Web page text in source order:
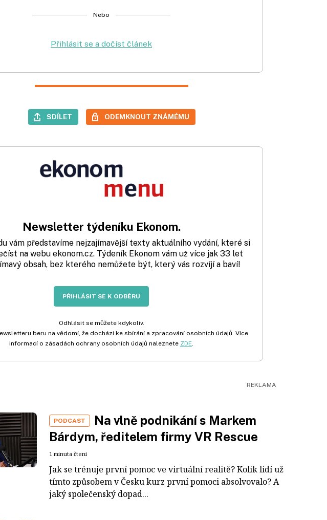
Nebo
Přihlásit se a dočíst článek
SDÍLET ODEMKNOUT ZNÁMÉMU
Newsletter týdeníku Ekonom.
vám představíme nejzajímavější texty aktuálního vydání, které si
na webu ekonom.cz. Týdeník Ekonom vám už více jak 33 let
obsah, bez kterého nemůžete být, který vás rozvíjí a baví!
PŘIHLÁSIT SE K ODBĚRU
Odhlásit se můžete kdykoliv.
beru na vědomí, že dochází ke sbírání a zpracování osobních údajů. Více
informací o zásadách ochrany osobních údajů naleznete ZDE
PODCAST
Na vlně podnikání s Markem
Bárdym, ředitelem firmy VR Rescue
1 minuta čtení
Jak se trénuje první pomoc ve virtuální realitě? Kolik lidí už
tímto způsobem v Česku kurz první pomoci absolvovalo? A
jaký společenský dopad...